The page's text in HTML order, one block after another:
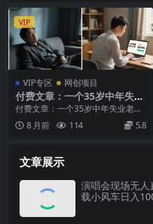
VIP
VIP专区 网创项目
付费文章：一个35岁中年失业
老男人的自救
付费文章：一个35岁中年失业老男
人的自救 我解读过西游记，解读过
红楼梦，解读过金...
8 月前 114 5.8
文章展示
演唱会现场无
载小风车日入